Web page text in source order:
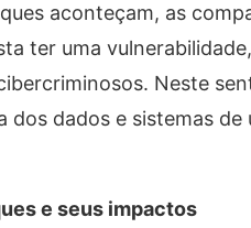
aconteçam, as
ter uma
Neste
dos dados e sistemas
e seus impactos